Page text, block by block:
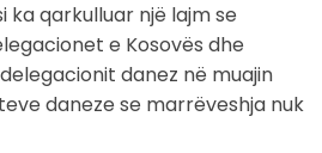
qarkulluar një lajm se
e Kosovës dhe
danez në muajin
daneze se marrëveshja nuk